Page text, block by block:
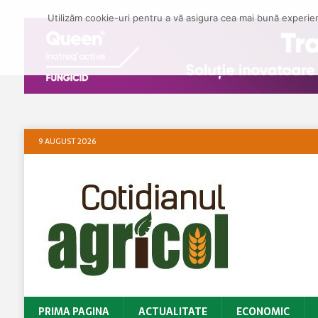
9 AUGUST 2026
PRIMA PAGINA ACTUALITATE ECONOMIC
Utilizăm cookie-uri pentru a vă asigura cea mai bună